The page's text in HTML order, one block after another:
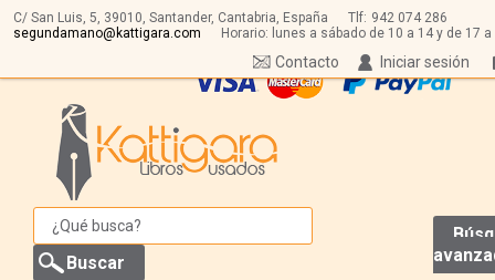
C/ San Luis, 5, 39010, Santander, Cantabria, España Tlf: 942 074 286
segundamano@kattigara.com
Horario: lunes a sábado de 10 a 14 y de 17 a
Iniciar sesión
Contacto